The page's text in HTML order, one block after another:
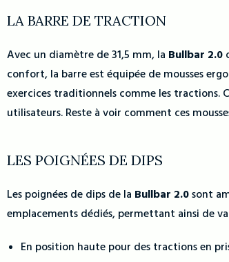
LA BARRE DE TRACTION
Avec un diamètre de 31,5 mm, la Bullbar 2.0
confort, la barre est équipée de mousses
exercices traditionnels comme les tractions.
utilisateurs. Reste à voir comment ces
LES POIGNÉES DE DIPS
Les poignées de dips de la Bullbar 2.0sont
emplacements dédiés, permettant ainsi de
En position haute pour des tractions en